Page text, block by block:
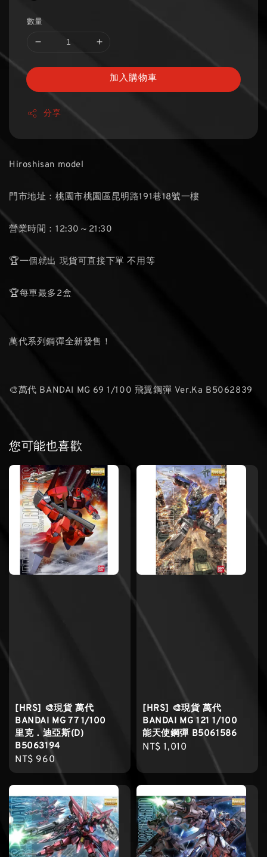
數量
加入購物車
分享
Hiroshisan model
門市地址：桃園市桃園區昆明路191巷18號一樓
營業時間：12:30～21:30
🏆一個就出 現貨可直接下單 不用等
🏆每單最多2盒
萬代系列鋼彈全新發售！
🎨萬代 BANDAI MG 69 1/100 飛翼鋼彈 Ver.Ka B5062839
您可能也喜歡
[HRS] 🎨現貨 萬代
BANDAI MG 77 1/100
里克．迪亞斯(D)
B5063194
Regular
price
NT$ 960
[HRS] 🎨現貨 萬代
BANDAI MG 121 1/100
能天使鋼彈 B5061586
Regular
NT$ 1,010